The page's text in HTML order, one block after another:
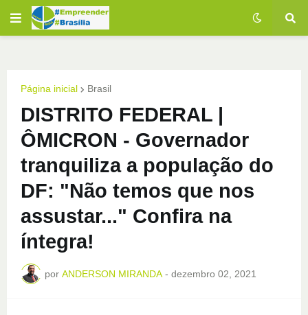
Página inicial Brasil
DISTRITO FEDERAL |
ÔMICRON - Governador
tranquiliza a população do
DF: "Não temos que nos
assustar..." Confira na
íntegra!
por ANDERSON MIRANDA - dezembro 02, 2021